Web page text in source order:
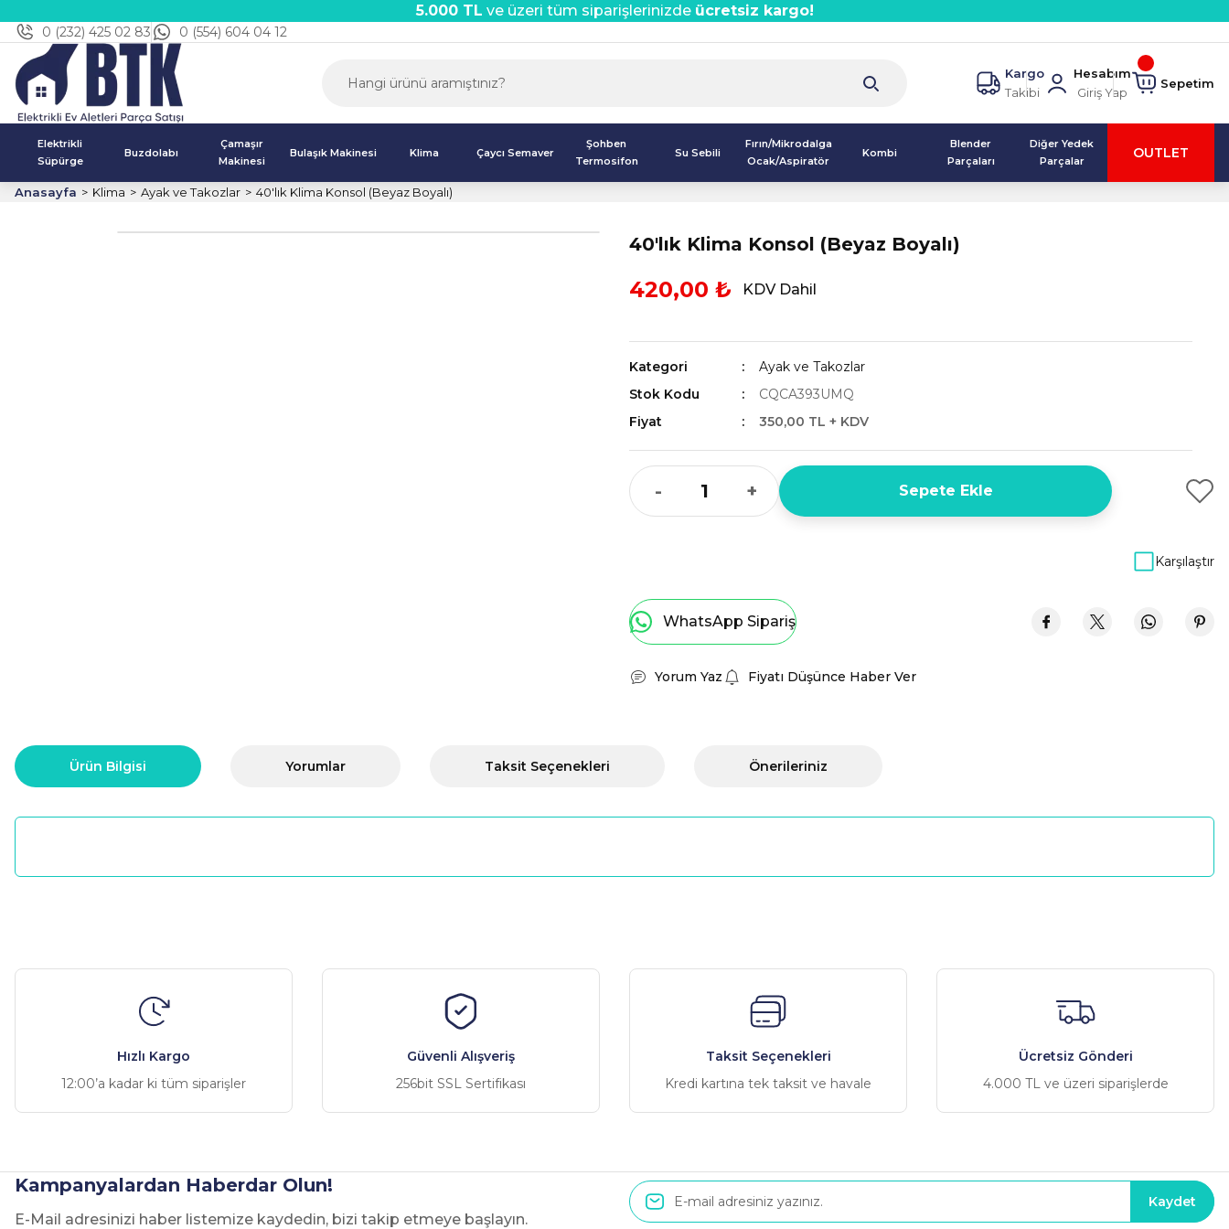
5.000 TL ve üzeri tüm siparişlerinizde ücretsiz kargo!
0 (232) 425 02 83 0 (554) 604 04 12
Kargo
Takibi
Hesabım
Giriş Yap
Sepetim
Elektrikli
Süpürge
Buzdolabı
Çamaşır
Makinesi
Bulaşık Makinesi Klima Çaycı Semaver
Şohben
Termosifon
Su Sebili
Fırın/Mikrodalga
Ocak/Aspiratör
Kombi
Blender
Parçaları
Diğer Yedek
Parçalar
OUTLET
Anasayfa Klima Ayak ve Takozlar 40'lık Klima Konsol (Beyaz Boyalı)
40'lık Klima Konsol (Beyaz Boyalı)
420,00 ₺ KDV Dahil
Kategori
Ayak ve Takozlar
Stok Kodu
CQCA393UMQ
Fiyat
350,00 TL + KDV
- + Sepete Ekle
Karşılaştır
WhatsApp Sipariş
Yorum Yaz Fiyatı Düşünce Haber Ver
Ürün Bilgisi Yorumlar Taksit Seçenekleri Önerileriniz
Ürün açıklamasında eksik bilgiler bulunuyor.
Ürün fiyatı diğer sitelerden daha pahalı.
Gönder
Hızlı Kargo
12:00’a kadar ki tüm siparişler
Güvenli Alışveriş
256bit SSL Sertifikası
Taksit Seçenekleri
Kredi kartına tek taksit ve havale
Ücretsiz Gönderi
4.000 TL ve üzeri siparişlerde
Kampanyalardan Haberdar Olun!
E-Mail adresinizi haber listemize kaydedin, bizi takip etmeye başlayın.
Kaydet